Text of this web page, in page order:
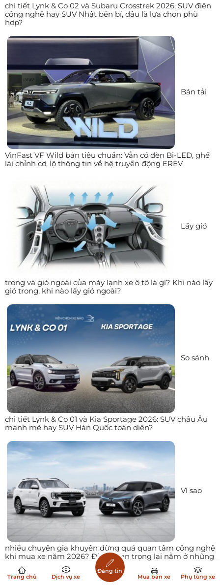
chi tiết Lynk & Co 02 và Subaru Crosstrek 2026: SUV điện
công nghệ hay SUV Nhật bền bỉ, đâu là lựa chọn phù
hợp?
Bán tải
VinFast VF Wild bản tiêu chuẩn: Vẫn có đèn Bi-LED, ghế
lái chỉnh cơ, lộ thông tin về hệ truyền động EREV
Lấy gió
trong và gió ngoài của máy lạnh xe ô tô là gì? Khi nào lấy
gió trong, khi nào lấy gió ngoài?
So sánh
chi tiết Lynk & Co 01 và Kia Sportage 2026: SUV châu Âu
mạnh mẽ hay SUV Hàn Quốc toàn diện?
Vì sao
nhiều chuyên gia khuyên đừng quá quan tâm công nghệ
khi mua xe năm 2026? Điều quan trọng lại nằm ở những
yếu tố ít người để ý
Trang chủ Dịch vụ xe
Đăng tin
Mua bán xe
Phụ tùng xe